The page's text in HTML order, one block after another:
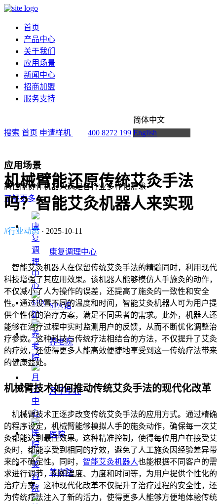
首页
产品中心
关于我们
应用场景
新闻中心
招商加盟
服务支持
搜索 首页 申请样机 400 8272 199
简体中文
English
应用场景
高性能协作机器人满足各行业多样化需求
了解更多
康复调理中心
SPA馆
养老院
月子中心
医院
美容院
机械臂能还原传统艾灸手法
吗？智能艾灸机器人来实现
#行业动态 · 2025-10-11
智能艾灸机器人在保留传统艾灸手法的精髓同时，利用现代
科技增强了其应用效果。该机器人能够模仿人手施灸的动作，
不仅减小了人为操作的误差，还提高了施灸的一致性和安全
性。通过设置不同的温度和时间，智能艾灸机器人可为用户提
供个性化的治疗方案，满足不同患者的需求。此外，机器人还
能够在治疗过程中实时监测用户的反馈，从而不断优化调整治
疗参数。这种科技与传统疗法相结合的方法，不仅提升了艾灸
的疗效，还使得更多人能高效便捷地享受到这一传统疗法带来
的健康益处。
机械臂技术如何推动传统艾灸手法的现代化改革
机械臂技术正逐步改变传统艾灸手法的应用方式。通过精确
的程序设定，机械臂能够模拟人手的施灸动作，确保每一次艾
灸都能达到最佳效果。这种精准控制，使得每位用户在接受艾
灸时，都能享受到相同的疗效，避免了人工施灸因经验差异带
来的不确定性。同时， 智能艾灸机器人也能根据不同客户的需
求进行调节，例如温度、力度和时间等，为用户提供个性化的
治疗方案。这种现代化改革不仅提升了治疗过程的安全性，还
为传统疗法注入了新的活力，使得更多人能够方便地体验传统